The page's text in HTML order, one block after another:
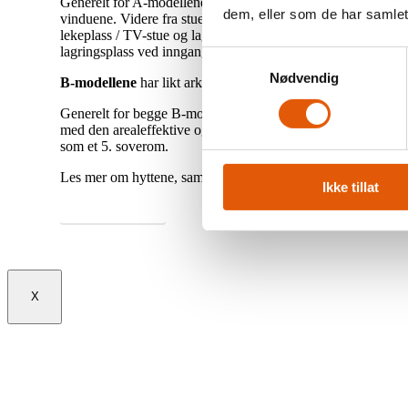
dem, eller som de har
Samtykkevalg
Nødvendig
Ikke tillat
vinduene. Videre fra stuen er det utgang til overbygget
lekeplass / TV-stue og lagringsplass i 2.etasje. For øvrig er
lagringsplass ved inngangspartiet.
B-modellenehar likt arkitektonisk utgangspunkt med
Generelt for begge B-modellene er store gulv-til-tak
med den arealeffektive og praktiske planløsning utgjør
som et 5. soverom.
Les mer om hyttene, samt se flere bilder ved å klikke på
X